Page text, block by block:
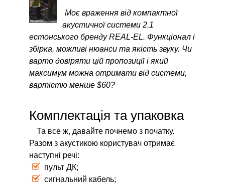
Моє враження від компактної
акустичної системи 2.1
естонського бренду REAL-EL. Функціонал і
збірка, можливі нюанси та якість звуку. Чи
варто довіряти цій пропозиції і який
максимум можна отримати від системи,
вартістю менше $60?
Комплектація та упаковка
Та все ж, давайте почнемо з початку.
Разом з акустикою користувач отримає
наступні речі:
пульт ДК;
сигнальний кабель;